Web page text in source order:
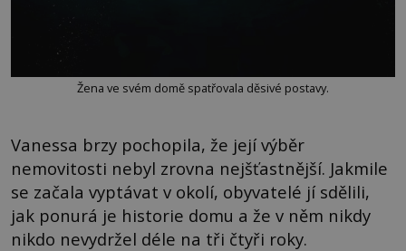
Žena ve svém domě spatřovala děsivé postavy.
Vanessa brzy pochopila, že její výběr
nemovitosti nebyl zrovna nejšťastnější. Jakmile
se začala vyptávat v okolí, obyvatelé jí sdělili,
jak ponurá je historie domu a že v něm nikdy
nikdo nevydržel déle na tři čtyři roky.